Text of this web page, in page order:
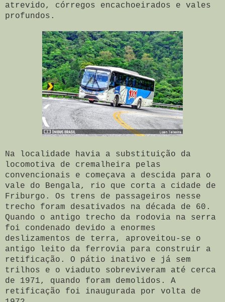
atrevido, córregos encachoeirados e vales
profundos.
Na localidade havia a substituição da
locomotiva de cremalheira pelas
convencionais e começava a descida para o
vale do Bengala, rio que corta a cidade de
Friburgo. Os trens de passageiros nesse
trecho foram desativados na década de 60.
Quando o antigo trecho da rodovia na serra
foi condenado devido a enormes
deslizamentos de terra, aproveitou-se o
antigo leito da ferrovia para construir a
retificação. O pátio inativo e já sem
trilhos e o viaduto sobreviveram até cerca
de 1971, quando foram demolidos. A
retificação foi inaugurada por volta de